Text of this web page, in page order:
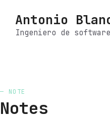
contenido
Antonio
Ingeniero de
— NOTE
Notes